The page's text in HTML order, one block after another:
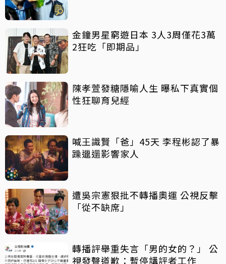
金鐘男星窮遊日本 3人3周僅花3萬
2狂吃「即期品」
陳孝萱發糖隱喻人生 曝私下真實個
性狂聊育兒經
喊王識賢「爸」45天 李程彬認了暴
躁邋遢影響家人
遭吳宗憲狠批不轉播奧運 公視反擊
「從不缺席」
轉播評舉重失言「男的女的？」 公
視發聲道歉：暫停講評者工作